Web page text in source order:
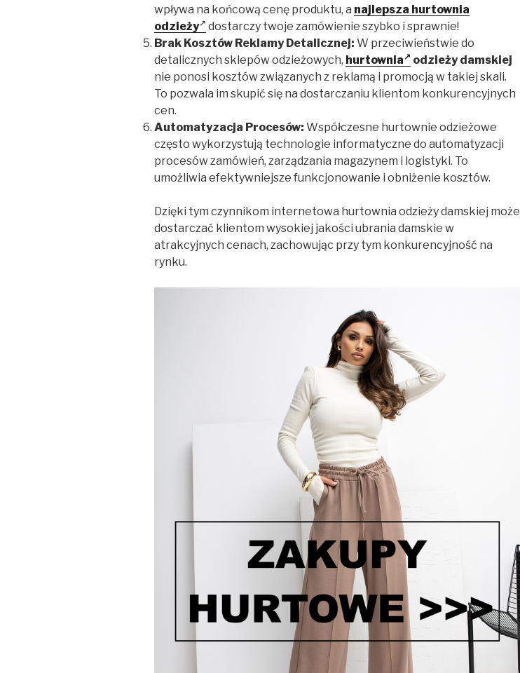
wpływa na końcową cenę produktu, a najlepsza hurtownia
odzieży
dostarczy twoje zamówienie szybko i sprawnie!
Brak Kosztów Reklamy Detalicznej: W przeciwieństwie do
detalicznych sklepów odzieżowych, hurtownia
odzieży damskiej
nie ponosi kosztów związanych z reklamą i promocją w takiej skali.
To pozwala im skupić się na dostarczaniu klientom konkurencyjnych
cen.
Automatyzacja Procesów: Współczesne hurtownie odzieżowe
często wykorzystują technologie informatyczne do automatyzacji
procesów zamówień, zarządzania magazynem i logistyki. To
umożliwia efektywniejsze funkcjonowanie i obniżenie kosztów.
Dzięki tym czynnikom internetowa hurtownia odzieży damskiej może
dostarczać klientom wysokiej jakości ubrania damskie w
atrakcyjnych cenach, zachowując przy tym konkurencyjność na
rynku.